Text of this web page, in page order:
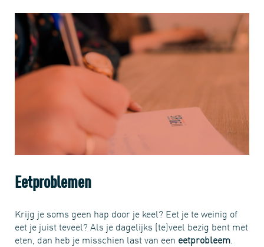
Eetproblemen
K­­rijg je soms geen hap door je keel? Eet je te weinig of
eet je juist teveel? Als je dagelijks (te)veel bezig bent met
eten, dan heb je misschien last van een eetprobleem.